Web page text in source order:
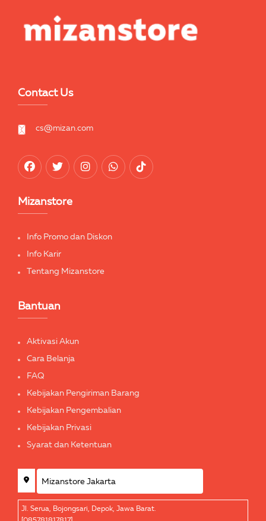
Contact Us
cs@mizan.com
Mizanstore
Info Promo dan Diskon
Info Karir
Tentang Mizanstore
Bantuan
Aktivasi Akun
Cara Belanja
FAQ
Kebijakan Pengiriman Barang
Kebijakan Pengembalian
Kebijakan Privasi
Syarat dan Ketentuan
Jl. Serua, Bojongsari, Depok, Jawa Barat.